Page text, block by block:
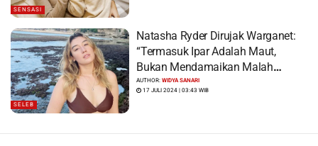
SENSASI
SELEB
Natasha Ryder Dirujak Warganet:
“Termasuk Ipar Adalah Maut,
Bukan Mendamaikan Malah
Menyiram Bensin”
AUTHOR:WIDYA SANARI
17 JULI 2024 | 03:43 WIB